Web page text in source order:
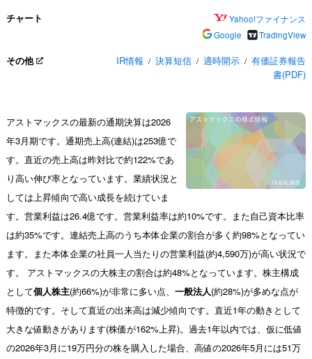
チャート
Yahoo!ファイナンス
Google
TradingView
その他 IR情報 / 決算短信 / 適時開示 / 有価証券報告
書(PDF)
アストマックスの最新の通期決算は2026
年3月期です。通期売上高(連結)は253億で
す。直近の売上高は昨対比で約122%であ
り高い伸び率となっています。業績状況と
しては上昇傾向で高い成長を続けていま
す。営業利益は26.4億です。営業利益率は約10%です。また自己資本比率
は約35%です。連結売上高のうち本体企業の割合が多く約98%となってい
ます。また本体企業の社員一人当たりの営業利益(約4,590万)が高い状況で
す。 アストマックスの大株主の割合は約48%となっています。株主構成
として個人株主(約66%)が非常に多い点、 一般法人(約28%)が多めな点が
特徴的です。そして直近の出来高は減少傾向です。直近1年の動きとして
大きな値動きがあります(株価が162%上昇)。過去1年以内では、仮に低値
の2026年3月に19万円分の株を購入した場合、高値の2026年5月には51万